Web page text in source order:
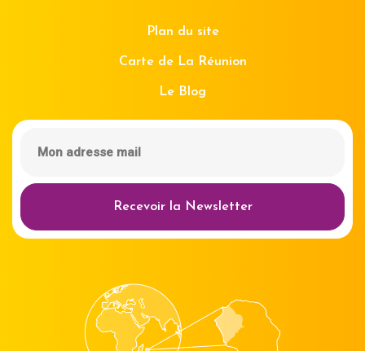
Plan du site
Carte de La Réunion
Le Blog
Recevoir la Newsletter